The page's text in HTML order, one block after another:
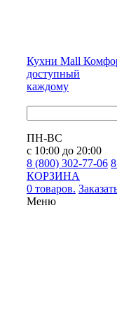
Кухни Mall
доступный
каждому
ПН-ВС
с 10:00 до 20:00
8 (800) 302-77-06
КОРЗИНА
0 товаров.
Меню